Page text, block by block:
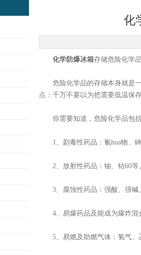
化
化学防爆冰箱存储危险化学
危险化学品的存储本身就是一
点：千万不要以为把需要低温保
你需要知道，危险化学品包
1、剧毒性药品：氰hua物、砷
2、放射性药品：铀、钴60等
3、腐蚀性药品：强酸、强碱
4、易爆药品及能成为爆炸混
5、易燃及助燃气体：氢气、